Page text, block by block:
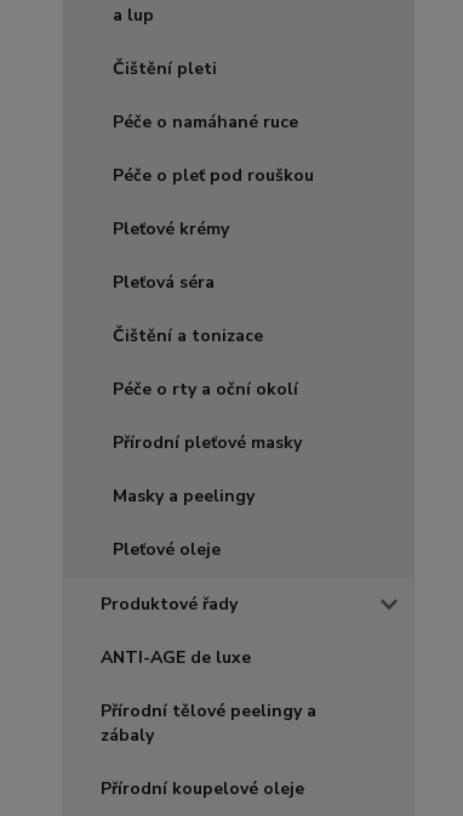
a lup
Čištění pleti
Péče o namáhané ruce
Péče o pleť pod rouškou
Pleťové krémy
Pleťová séra
Čištění a tonizace
Péče o rty a oční okolí
Přírodní pleťové masky
Masky a peelingy
Pleťové oleje
Produktové řady
ANTI-AGE de luxe
Přírodní tělové peelingy a
zábaly
Přírodní koupelové oleje